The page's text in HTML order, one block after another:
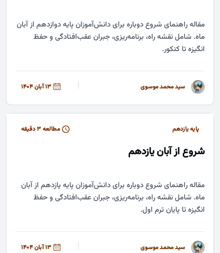
مقاله راهنمای شروع دوباره برای دانش‌آموزان پایه دوازدهم از آبان
ماه. شامل نقشه راه، برنامه‌ریزی، جبران عقب‌افتادگی و حفظ
انگیزه تا کنکور.
سید محمد موسوی
پایه یازدهم مطالعه ۳ دقیقه
شروع از آبان یازدهم
مقاله راهنمای شروع دوباره برای دانش‌آموزان پایه یازدهم از آبان
ماه. شامل نقشه راه، برنامه‌ریزی، جبران عقب‌افتادگی و حفظ
انگیزه تا پایان ترم اول.
سید محمد موسوی